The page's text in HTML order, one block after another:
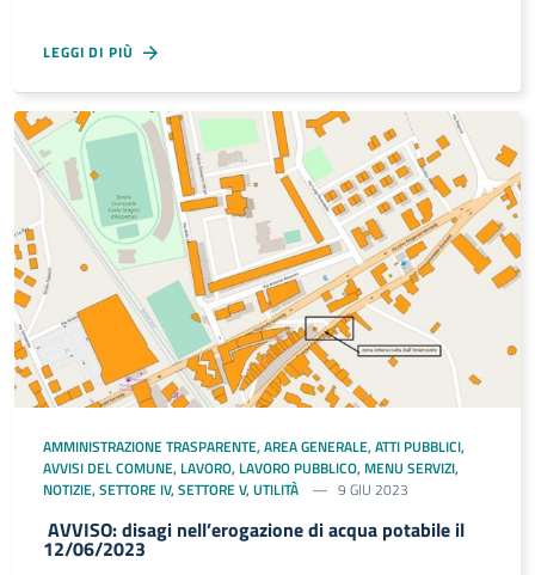
LEGGI DI PIÙ
AMMINISTRAZIONE TRASPARENTE, AREA GENERALE, ATTI PUBBLICI,
AVVISI DEL COMUNE, LAVORO, LAVORO PUBBLICO, MENU SERVIZI,
NOTIZIE, SETTORE IV, SETTORE V, UTILITÀ 9 GIU 2023
AVVISO: disagi nell’erogazione di acqua potabile il
12/06/2023